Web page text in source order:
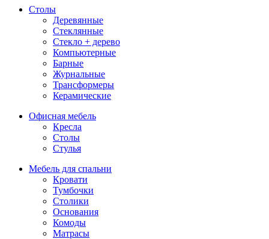
Столы
Деревянные
Стеклянные
Стекло + дерево
Компьютерные
Барные
Журнальные
Трансформеры
Керамические
Офисная мебель
Кресла
Столы
Стулья
Мебель для спальни
Кровати
Тумбочки
Столики
Основания
Комоды
Матрасы